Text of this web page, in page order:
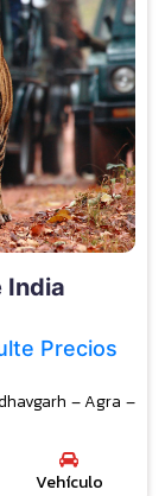
India
Precios
– Agra –
Vehículo